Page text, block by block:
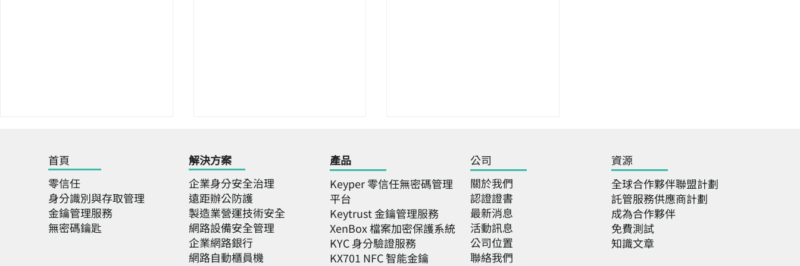
2026 臺灣資安大會：P302
2026 Japan IT Week：關楗
展出 E-IAM 企業身分管理解決
CYBERSEC 2025臺灣資安大
會
首頁
零信任
身分識別與存取管理
金鑰管理服務
無密碼鑰匙
資源
全球合作夥伴聯盟計劃
託管服務供應商計劃
成為合作夥伴
免費測試
知識文章
公司
關於我們
認證證書
最新消息
活動訊息
公司位置
聯絡我們
產品
Keyper 零信任無密碼管理
平台
Keytrust 金鑰管理服務
XenBox 檔案加密保護系統
KYC 身分驗證服務
KX701 NFC 智能金鑰
解決方案
企業身分安全治理
遠距辦公防護
製造業營運技術安全
網路設備安全管理
企業網路銀行
網路自動櫃員機